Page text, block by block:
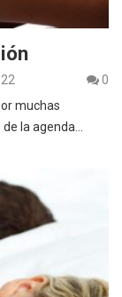
0
muchas
la agenda…